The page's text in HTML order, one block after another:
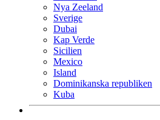
Nya Zeeland
Sverige
Dubai
Kap Verde
Sicilien
Mexico
Island
Dominikanska republiken
Kuba